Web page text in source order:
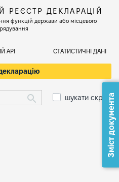
ДЕКЛАРАЦІЙ
функцій держави або місцевого
АРІ СТАТИСТИЧНІ ДАНІ
шукати скрізьЗміст документа